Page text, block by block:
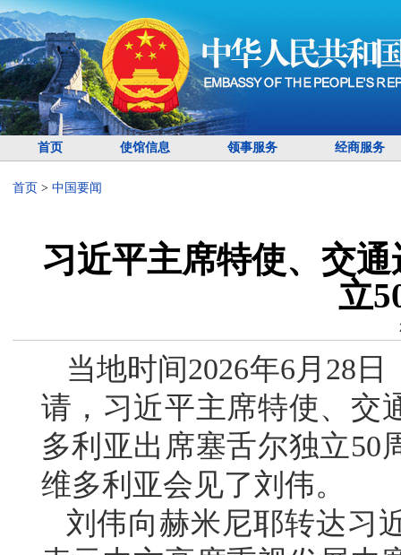
首页 使馆信息 领事服务 经商服务
首页 > 中国要闻
习近平主席特使、交
立
当地时间2026年6月28
请，习近平主席特使、交
多利亚出席塞舌尔独立50
维多利亚会见了刘伟。
刘伟向赫米尼耶转达习